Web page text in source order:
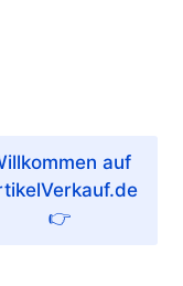
auf